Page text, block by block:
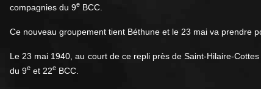
compagnies du 9e BCC.
Ce nouveau groupement tient Béthune et le 23 mai va prendre
Le 23 mai 1940, au court de ce repli près de Saint-Hilaire-
du 9e et 22e BCC.